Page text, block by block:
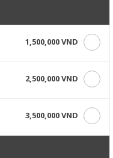
1,500,000 VND
2,500,000 VND
3,500,000 VND